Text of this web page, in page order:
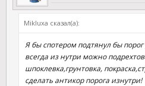
Mikluxa сказал(а):
Я бы спотером подтянул бы
всегда из нутри можно
шпоклевка,грунтовка,
сделать антикор порога изнутри!